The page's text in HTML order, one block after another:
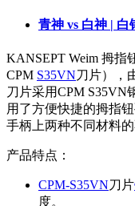
青神 vs 白神 |
KANSEPT Weim 拇指
CPM S35VN刀片），
刀片采用CPM S35VN
用了方便快捷的拇指
手柄上两种不同材料的
产品特点：
CPM-S35VN刀片
度。